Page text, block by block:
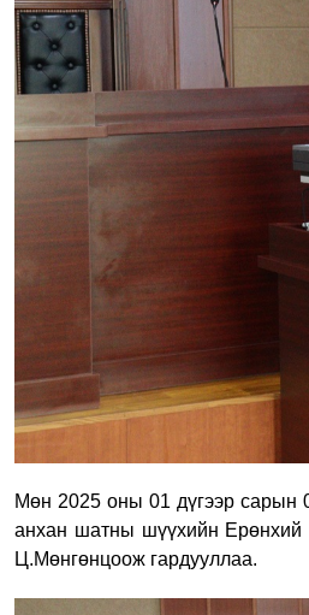
Мөн 2025 оны 01 дүгээр сарын
анхан шатны шүүхийн Ерөнхий
Ц.Мөнгөнцоож гардууллаа.